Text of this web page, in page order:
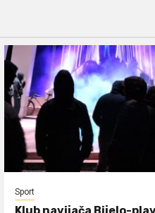
Sport